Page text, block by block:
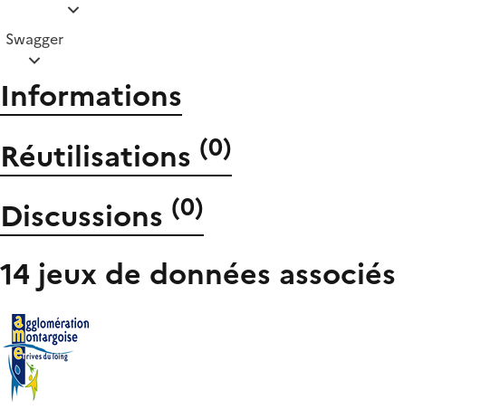
Swagger
Informations
Réutilisations (0)
Discussions (0)
14 jeux de données associés